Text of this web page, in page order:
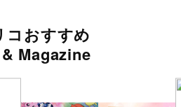
コおすすめ
Magazine